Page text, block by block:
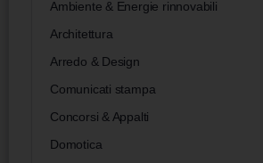
Ambiente & Energie rinnovabili
Architettura
Arredo & Design
Comunicati stampa
Concorsi & Appalti
Domotica